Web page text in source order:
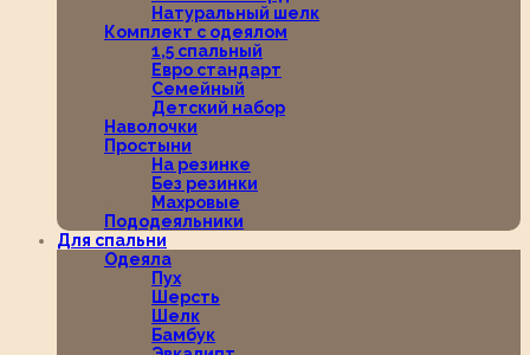
Натуральный шелк
Комплект с одеялом
1,5 спальный
Евро стандарт
Семейный
Детский набор
Наволочки
Простыни
На резинке
Без резинки
Махровые
Пододеяльники
Для спальни
Одеяла
Пух
Шерсть
Шелк
Бамбук